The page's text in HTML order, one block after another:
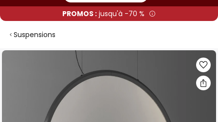
PROMOS : jusqu'à -70 %
Suspensions
Skip